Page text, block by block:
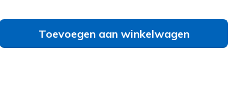
Toevoegen aan winkelwagen